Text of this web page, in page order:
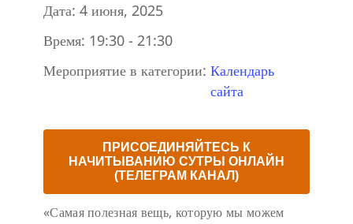
Дата: 4 июня, 2025
Время: 19:30 - 21:30
Мероприятие в категории: Календарь
сайта
ПРИСОЕДИНЯЙТЕСЬ К
НАЧИТЫВАНИЮ СУТРЫ ОНЛАЙН
(ТЕЛЕГРАМ КАНАЛ)
«Самая полезная вещь, которую мы можем